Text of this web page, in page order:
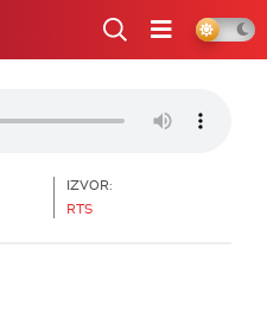
IZVOR:
RTS